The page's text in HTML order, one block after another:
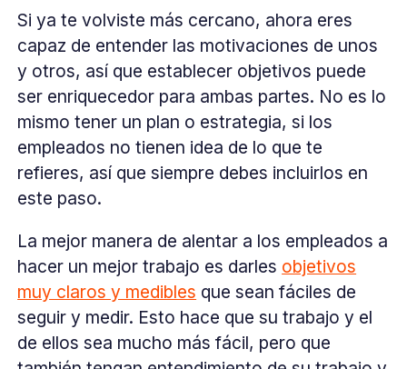
Si ya te volviste más cercano, ahora eres
capaz de entender las motivaciones de unos
y otros, así que establecer objetivos puede
ser enriquecedor para ambas partes. No es lo
mismo tener un plan o estrategia, si los
empleados no tienen idea de lo que te
refieres, así que siempre debes incluirlos en
este paso.
La mejor manera de alentar a los empleados a
hacer un mejor trabajo es darles objetivos
muy claros y medibles que sean fáciles de
seguir y medir. Esto hace que su trabajo y el
de ellos sea mucho más fácil, pero que